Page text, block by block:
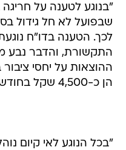
"בנוגע לטענה על חריגה
שבפועל לא חל גידול
לכך. הטענה בדו"ח
התקשורת, והדבר נבע
ההוצאות על יחסי
הן כ-4,500 שקל בחודש.
"בכל הנוגע לאי קיום